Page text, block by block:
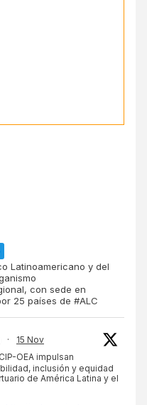
Latinoamericano y del
con sede en
25 países de #ALC
·
15 Nov
OEA impulsan
inclusión y equidad
de América Latina y el